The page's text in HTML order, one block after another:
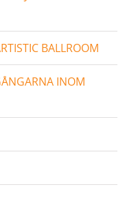
BALLROOM
INOM